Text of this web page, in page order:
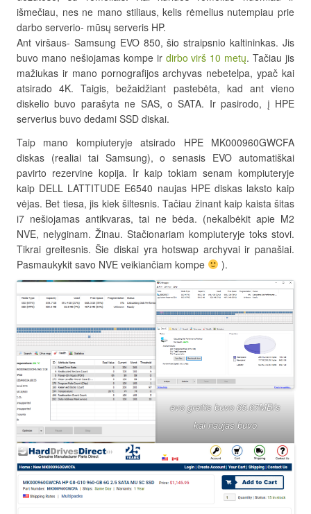
išmečiau, nes ne mano stiliaus, kelis rėmelius nutempiau prie
darbo serverio- mūsų serveris HP.
Ant viršaus- Samsung EVO 850, šio straipsnio kaltininkas. Jis
buvo mano nešiojamas kompe ir dirbo virš 10 metų. Tačiau jis
mažiukas ir mano pornografijos archyvas nebetelpa, ypač kai
atsirado 4K. Taigis, bežaidžiant pastebėta, kad ant vieno
diskelio buvo parašyta ne SAS, o SATA. Ir pasirodo, į HPE
serverius buvo dedami SSD diskai.
Taip mano kompiuteryje atsirado HPE MK000960GWCFA
diskas (realiai tai Samsung), o senasis EVO automatiškai
pavirto rezervine kopija. Ir kaip tokiam senam kompiuteryje
kaip DELL LATTITUDE E6540 naujas HPE diskas laksto kaip
vėjas. Bet tiesa, jis kiek šiltesnis. Tačiau žinant kaip kaista šitas
i7 nešiojamas antikvaras, tai ne bėda. (nekalbėkit apie M2
NVE, nelyginam. Žinau. Stačionariam kompiuteryje toks stovi.
Tikrai greitesnis. Šie diskai yra hotswap archyvai ir panašiai.
Pasmaukykit savo NVE veikiančiam kompe
).
evo greitis buvo 65.67MB/s
kai naujas buvo